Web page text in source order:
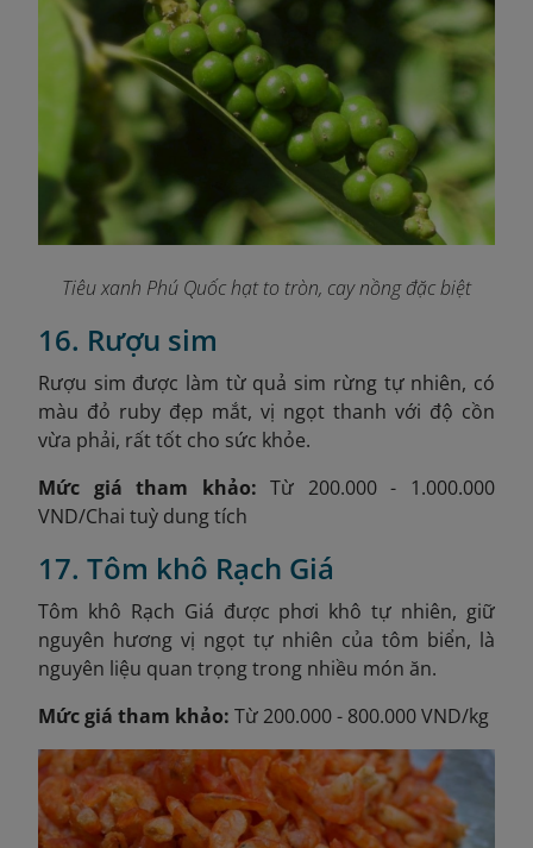
Tiêu xanh Phú Quốc hạt to tròn, cay nồng đặc biệt
16. Rượu sim
Rượu sim được làm từ quả sim rừng tự nhiên, có
màu đỏ ruby đẹp mắt, vị ngọt thanh với độ cồn
vừa phải, rất tốt cho sức khỏe.
Mức giá tham khảo:Từ 200.000 - 1.000.000
VND/Chai tuỳ dung tích
17. Tôm khô Rạch Giá
Tôm khô Rạch Giá được phơi khô tự nhiên, giữ
nguyên hương vị ngọt tự nhiên của tôm biển, là
nguyên liệu quan trọng trong nhiều món ăn.
Mức giá tham khảo: Từ 200.000 - 800.000 VND/kg